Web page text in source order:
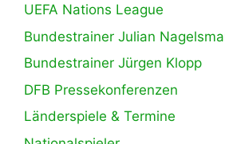
UEFA Nations League
Bundestrainer Julian
Bundestrainer Jürgen Klopp
DFB Pressekonferenzen
Länderspiele & Termine